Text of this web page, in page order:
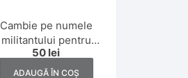
Cambie pe numele
militantului pentru
drepturi naționale
Lucian Bolcaș, 1922,
50 lei
ADAUGĂ ÎN COȘ